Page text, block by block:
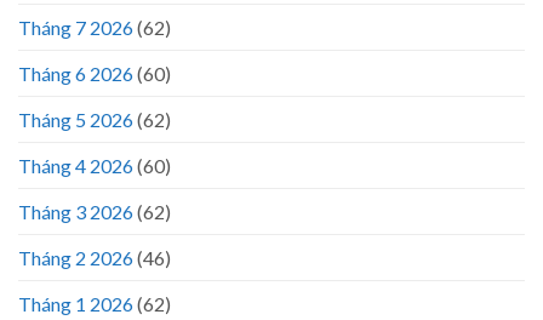
Tháng 7 2026(62)
Tháng 6 2026(60)
Tháng 5 2026(62)
Tháng 4 2026(60)
Tháng 3 2026(62)
Tháng 2 2026(46)
Tháng 1 2026(62)